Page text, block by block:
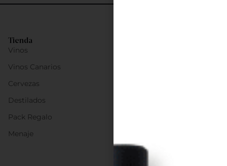
Tienda
Vinos
Vinos Canarios
Cervezas
Destilados
Pack Regalo
Menaje